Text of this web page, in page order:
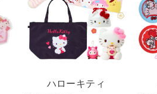
ハローキティ